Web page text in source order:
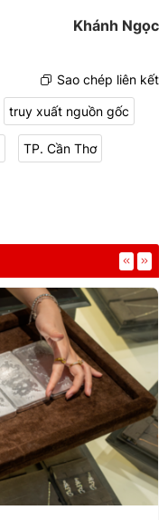
Khánh Ngọc
Sao chép liên kết
truy xuất nguồn gốc
TP. Cần Thơ